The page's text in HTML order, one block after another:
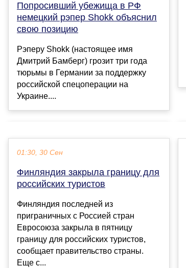
Попросивший убежища в РФ
немецкий рэпер Shokk объяснил
свою позицию
Рэперу Shokk (настоящее имя
Дмитрий Бамберг) грозит три года
тюрьмы в Германии за поддержку
российской спецоперации на
Украине....
01:30, 30 Сен
Финляндия закрыла границу для
российских туристов
Финляндия последней из
приграничных с Россией стран
Евросоюза закрыла в пятницу
границу для российских туристов,
сообщает правительство страны.
Еще с...